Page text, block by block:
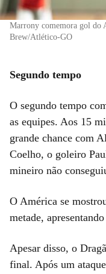
Marrony comemora gol do
Brew/Atlético-GO
Segundo tempo
O segundo tempo
as equipes. Aos 15
grande chance com
Coelho, o goleiro
mineiro não
O América se
metade,
Apesar disso, o
final. Após um